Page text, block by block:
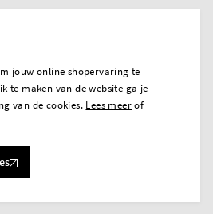
jouw online shopervaring te
te maken van de website ga je
van de cookies. Lees meerof